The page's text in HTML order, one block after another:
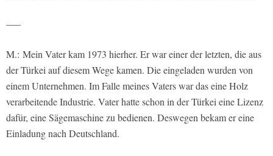
—–
M.: Mein Vater kam 1973 hierher. Er war einer der letzten, die aus
der Türkei auf diesem Wege kamen. Die eingeladen wurden von
einem Unternehmen. Im Falle meines Vaters war das eine Holz
verarbeitende Industrie. Vater hatte schon in der Türkei eine Lizenz
dafür, eine Sägemaschine zu bedienen. Deswegen bekam er eine
Einladung nach Deutschland.